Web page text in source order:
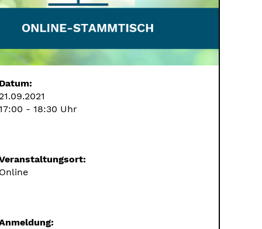
- 18:30 Uhr